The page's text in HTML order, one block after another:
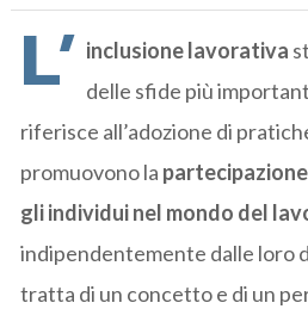
L’ inclusione lavorativa
delle sfide più
riferisce all’adozione di
promuovono la
gli individui nel mondo del
indipendentemente dalle loro
tratta di un concetto e di un